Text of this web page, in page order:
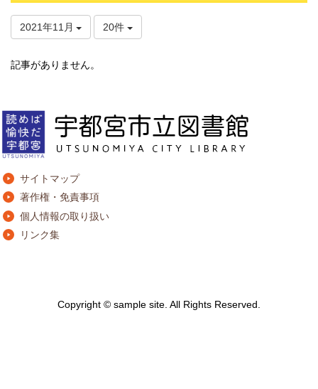
2021年11月 20件
記事がありません。
サイトマップ
著作権・免責事項
個人情報の取り扱い
リンク集
Copyright © sample site. All Rights Reserved.